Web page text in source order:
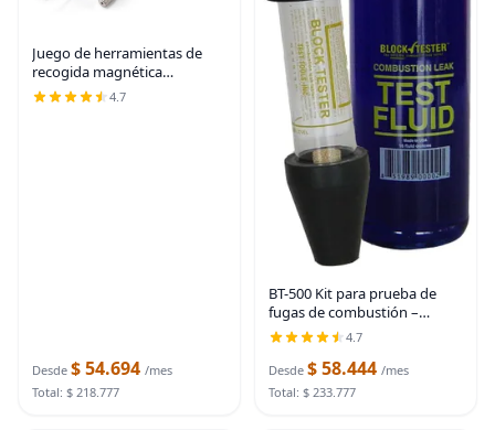
Juego de herramientas de
recogida magnética
telescópica, telescopio de
espejo de inspección, linterna
4.7
Desde $ 54.694 /mes
Total: $ 218.777
BT-500 Kit para prueba de
fugas de combustión –
fabricado en EE. UU.
4.7
Desde $ 58.444 /mes
Total: $ 233.777